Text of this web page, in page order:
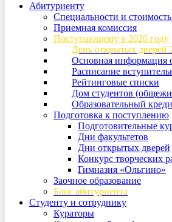
Абитуриенту
Специальности и
Приемная комиссия
Поступающему в 2026 году
День открытых дверей
Основная информация
Расписание
Рейтинговые списки
Дом студентов
Образовательный
Подготовка к поступлению
Подготовительные
Дни факультетов
Дни открытых дверей
Конкурс творческих
Гимназия «Ольгино»
Заочное образование
Блог абитуриента
Студенту и сотруднику
Кураторы